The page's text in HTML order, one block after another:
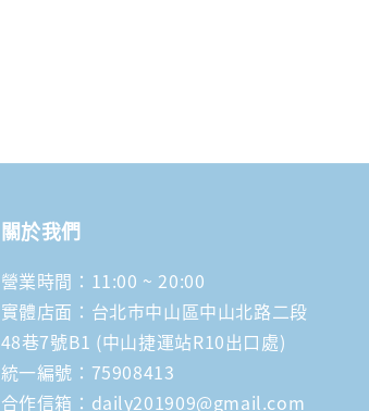
關於我們
營業時間：11:00 ~ 20:00
實體店面：台北市中山區中山北路二段
48巷7號B1 (中山捷運站R10出口處)
統一編號：75908413
合作信箱：daily201909@gmail.com